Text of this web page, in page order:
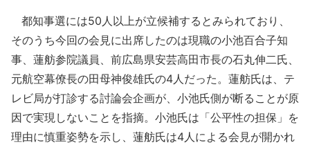
都知事選には50人以上が立候補するとみられており、
そのうち今回の会見に出席したのは現職の小池百合子知
事、蓮舫参院議員、前広島県安芸高田市長の石丸伸二氏、
元航空幕僚長の田母神俊雄氏の4人だった。蓮舫氏は、テ
レビ局が打診する討論会企画が、小池氏側が断ることが原
因で実現しないことを指摘。小池氏は「公平性の担保」を
理由に慎重姿勢を示し、蓮舫氏は4人による会見が開かれ